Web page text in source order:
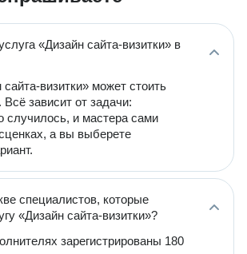
«Дизайн сайта-визитки» в
визитки» может стоить
зависит от задачи:
случилось, и мастера сами
а вы выберете
специалистов, которые
«Дизайн сайта-визитки»?
зарегистрированы 180